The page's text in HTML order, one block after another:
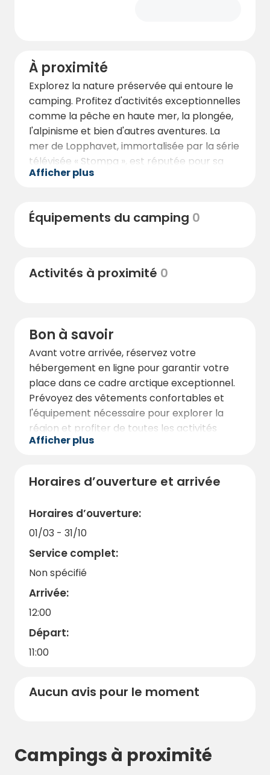
À proximité
Explorez la nature préservée qui entoure le
camping. Profitez d'activités exceptionnelles
comme la pêche en haute mer, la plongée,
l'alpinisme et bien d'autres aventures. La
mer de Lopphavet, immortalisée par la série
télévisée « Stompa », est réputée pour sa
pêche abondante et est entourée de
Afficher plus
Équipements du camping 0
Activités à proximité 0
Bon à savoir
Avant votre arrivée, réservez votre
hébergement en ligne pour garantir votre
place dans ce cadre arctique exceptionnel.
Prévoyez des vêtements confortables et
l'équipement nécessaire pour explorer la
région et profiter de toutes les activités
proposées. Pendant votre séjour, bénéficiez
vous à la réception où vous trouverez une
petite boutique proposant des produits de
Afficher plus
Horaires d’ouverture et arrivée
Horaires d’ouverture:
01/03 - 31/10
Service complet:
Non spécifié
Arrivée:
12:00
Départ:
11:00
Aucun avis pour le moment
Campings à proximité